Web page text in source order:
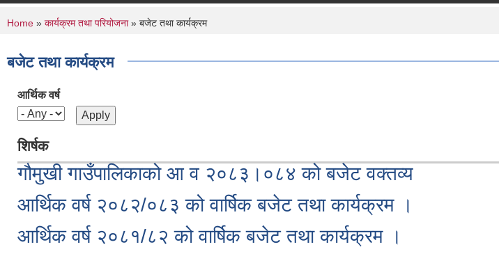
You are here
Home » कार्यक्रम तथा परियोजना» बजेट तथा कार्यक्रम
बजेट तथा कार्यक्रम
आर्थिक वर्ष
शिर्षक
गौमुखी गाउँपालिकाको आ व २०८३।०८४ को बजेट वक्तव्य
आर्थिक वर्ष २०८२/०८३ को वार्षिक बजेट तथा कार्यक्रम ।
आर्थिक वर्ष २०८१/८२ को वार्षिक बजेट तथा कार्यक्रम ।